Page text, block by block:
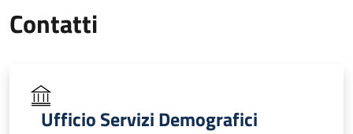
Contatti
Ufficio Servizi Demografici